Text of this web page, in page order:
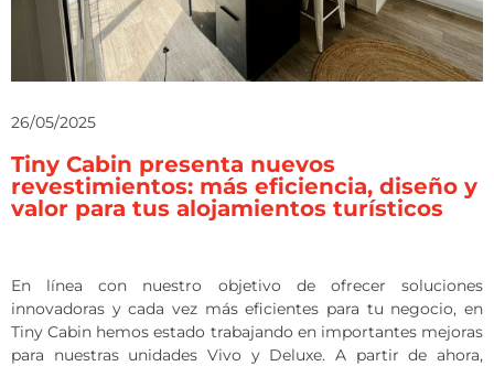
26/05/2025
Tiny Cabin presenta nuevos
revestimientos: más eficiencia, diseño y
valor para tus alojamientos turísticos
En línea con nuestro objetivo de ofrecer soluciones
innovadoras y cada vez más eficientes para tu negocio, en
Tiny Cabin hemos estado trabajando en importantes mejoras
para nuestras unidades Vivo y Deluxe. A partir de ahora,